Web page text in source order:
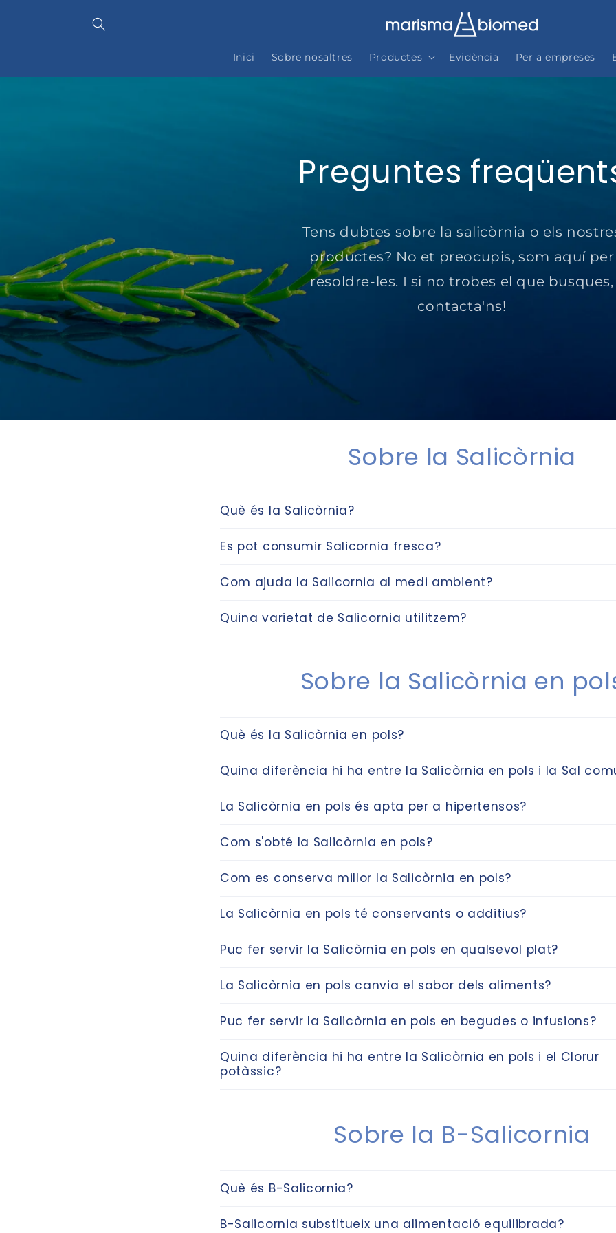
Inici Sobre nosaltres Productes Evidència Per a empreses
Preguntes
Tens dubtes sobre la salicòrnia o els
productes? No et preocupis, som aquí per
resoldre-les. I si no trobes el que busques,
contacta'ns!
Sobre la Salicòrnia
Què és la Salicòrnia?
Es pot consumir Salicornia fresca?
Com ajuda la Salicornia al medi ambient?
Quina varietat de Salicornia utilitzem?
Sobre la Salicòrnia en
Què és la Salicòrnia en pols?
Quina diferència hi ha entre la Salicòrnia en pols i la Sal
La Salicòrnia en pols és apta per a hipertensos?
Com s'obté la Salicòrnia en pols?
Com es conserva millor la Salicòrnia en pols?
La Salicòrnia en pols té conservants o additius?
Puc fer servir la Salicòrnia en pols en qualsevol plat?
La Salicòrnia en pols canvia el sabor dels aliments?
Puc fer servir la Salicòrnia en pols en begudes o infusions?
Quina diferència hi ha entre la Salicòrnia en pols i el Clorur
potàssic?
Sobre la B-Salicornia
Què és B-Salicornia?
B-Salicornia substitueix una alimentació equilibrada?